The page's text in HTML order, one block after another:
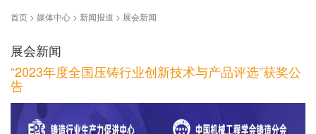
首页 > 媒体中心 > 新闻报道 > 展会新闻
展会新闻
“2023年度全国压铸行业创新技术与产品评选”获奖公
告